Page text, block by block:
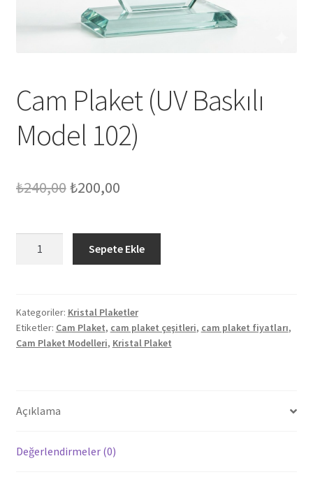
Cam Plaket (UV Baskılı
Model 102)
₺240,00Orijinal
₺240,00.
₺200,00Şu
fiyat:
₺200,00.
Model
102)
adet
Sepete Ekle
Kategoriler: Kristal Plaketler
Etiketler: Cam Plaket, cam plaket çeşitleri, cam plaket fiyatları,
Cam Plaket Modelleri, Kristal Plaket
Açıklama
Değerlendirmeler (0)